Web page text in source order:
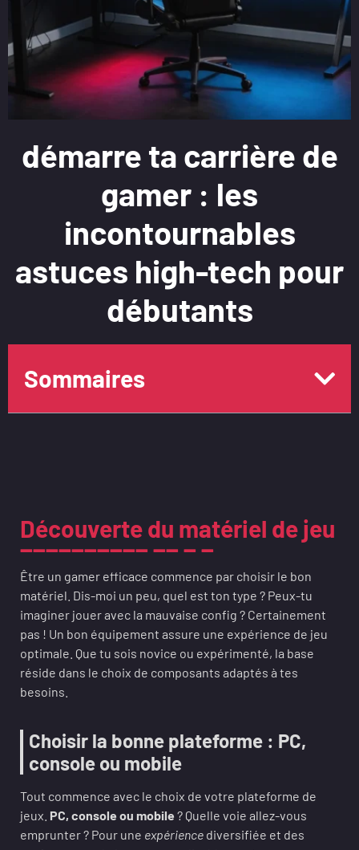
démarre ta carrière de
gamer : les
incontournables
astuces high-tech pour
débutants
Sommaires
Découverte du matériel de jeu
Être un gamer efficace commence par choisir le bon
matériel. Dis-moi un peu, quel est ton type ? Peux-tu
imaginer jouer avec la mauvaise config ? Certainement
pas ! Un bon équipement assure une expérience de jeu
optimale. Que tu sois novice ou expérimenté, la base
réside dans le choix de composants adaptés à tes
besoins.
Choisir la bonne plateforme : PC,
console ou mobile
Tout commence avec le choix de votre plateforme de
jeux. PC, console ou mobile ? Quelle voie allez-vous
emprunter ? Pour une expérience diversifiée et des